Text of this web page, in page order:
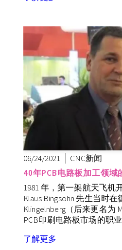
06/24/2021
CNC新闻
40年PCB电路板加工领域
1981 年，第一架航天飞机
Klaus Bingsohn 先生当时
Klingelnberg（后来更名为
PCB印刷电路板市场的职
了解更多